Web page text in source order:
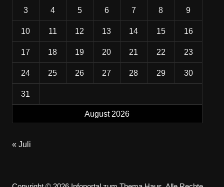
August 2026
3 4 5 6 7 8 9
10 11 12 13 14 15 16
17 18 19 20 21 22 23
24 25 26 27 28 29 30
31
« Juli